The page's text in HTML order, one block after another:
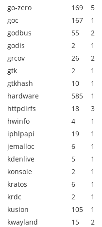
go-zero
169 5
goc
167 1
godbus
55 2
godis
2 1
grcov
26 2
gtk
2 1
gtkhash
10 1
hardware
585 1
httpdirfs
18 3
hwinfo
4 1
iphlpapi
19 1
jemalloc
6 1
kdenlive
5
1
konsole
2
1
kratos
6 1
krdc
2
1
kusion
105 1
kwayland
15 2